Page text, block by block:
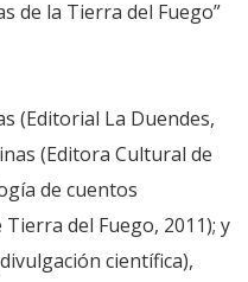
de la Tierra del Fuego”
(Editorial La Duendes,
(Editora Cultural de
de cuentos
del Fuego, 2011); y
científica),